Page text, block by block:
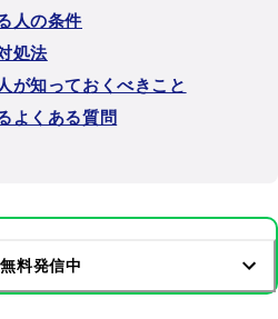
人の条件
処法
が知っておくべきこと
よくある質問
料発信中